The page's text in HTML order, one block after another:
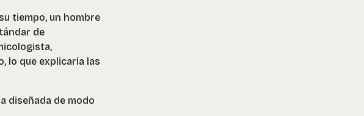
tiempo, un hombre
de
lo que explicaría las
diseñada de modo